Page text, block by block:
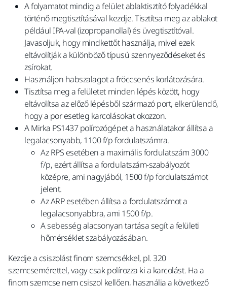
A folyamatot mindig a felület ablaktisztító folyadékkal
történő megtisztításával kezdje. Tisztítsa meg az ablakot
például IPA-val (izopropanollal) és üvegtisztítóval.
Javasoljuk, hogy mindkettőt használja, mivel ezek
eltávolítják a különböző típusú szennyeződéseket és
zsírokat.
Használjon habszalagot a fröccsenés korlátozására.
Tisztítsa meg a felületet minden lépés között, hogy
eltávolítsa az előző lépésből származó port, elkerülendő,
hogy a por esetleg karcolásokat okozzon.
A Mirka PS1437 polírozógépet a használatakor állítsa a
legalacsonyabb, 1100 f/p fordulatszámra.
Az RPS esetében a maximális fordulatszám 3000
f/p, ezért állítsa a fordulatszám-szabályozót
középre, ami nagyjából, 1500 f/p fordulatszámot
jelent.
Az ARP esetében állítsa a fordulatszámot a
legalacsonyabbra, ami 1500 f/p.
A sebesség alacsonyan tartása segít a felületi
hőmérséklet szabályozásában.
Kezdje a csiszolást finom szemcsékkel, pl. 320
szemcsemérettel, vagy csak polírozza ki a karcolást. Ha a
finom szemcse nem csiszol kellően, használja a következő